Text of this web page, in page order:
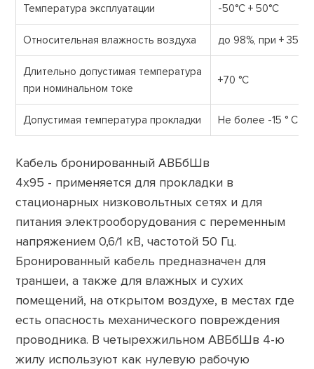
Температура эксплуатации -50°С + 50°С
Относительная влажность воздуха до 98%, при + 35 ° С
Длительно допустимая температура
при номинальном токе
+70 °С
Допустимая температура прокладки Не более -15 ° С
Кабель бронированный АВБбШв
4х95 - применяется для прокладки в
стационарных низковольтных сетях и для
питания электрооборудования с переменным
напряжением 0,6/1 кВ, частотой 50 Гц.
Бронированный кабель предназначен для
траншеи, а также для влажных и сухих
помещений, на открытом воздухе, в местах где
есть опасность механического повреждения
проводника. В четырехжильном АВБбШв 4-ю
жилу используют как нулевую рабочую